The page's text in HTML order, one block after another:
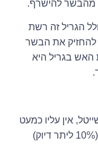
מהבשר להישרף.
הגריל זה רשת
להחזיק את הבשר
האש בגריל היא
אין עליו כמעט
שומן שניתן להבחין בו בעיניים, כל השומן (10% ליתר דיוק)